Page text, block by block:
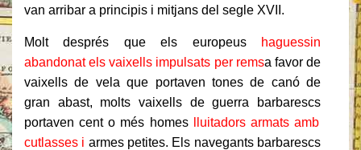
van arribar a principis i mitjans del segle XVII.
Molt després que els europeus
haguessin
abandonat els vaixells impulsats per remsa favor de
vaixells de vela que portaven tones de canó de
gran abast, molts vaixells de guerra
barbarescs
portaven cent o més homes
lluitadors armats amb
cutlasses i armes petites. Els navegants barbarescs